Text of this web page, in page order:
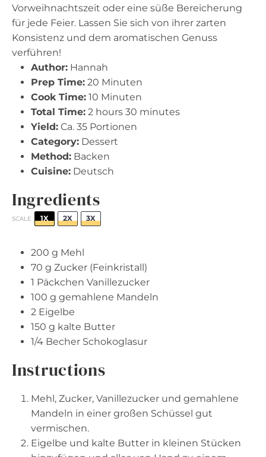
Vorweihnachtszeit oder eine süße Bereicherung
für jede Feier. Lassen Sie sich von ihrer zarten
Konsistenz und dem aromatischen Genuss
verführen!
Author: Hannah
Prep Time: 20 Minuten
Cook Time: 10 Minuten
Total Time: 2 hours 30 minutes
Yield: Ca. 35 Portionen
Category: Dessert
Method: Backen
Cuisine: Deutsch
Ingredients
SCALE 1X 2X 3X
200 g Mehl
70 g Zucker (Feinkristall)
1 Päckchen Vanillezucker
100 g gemahlene Mandeln
2 Eigelbe
150 g kalte Butter
1/4 Becher Schokoglasur
Instructions
Mehl, Zucker, Vanillezucker und gemahlene
Mandeln in einer großen Schüssel gut
vermischen.
Eigelbe und kalte Butter in kleinen Stücken